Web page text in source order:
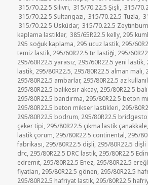
315/70.22.5 Silivri, 315/70.22.5 Şişli, 315/
315/70.22.5 Sultangazi, 315/70.22.5 Tuzla,
315/70.22.5 Üsküdar, 315/70.22.5
kaplama lastikler, 385/65R22.5 kelly, 295
295 soğuk kaplama, 295 ucuz lastik, 295/
temiz lastik, 295/60R22.5 tır lastiği, 295/
295/60R22.5 yarasız, 295/60R22.5 yeni lastik,
lastik, 295/80R22.5, 295/80R22.5 alman malı,
295/80R22.5 ambarlar, 295/80R22.5 az
295/80R22.5 balıkesir akcay, 295/80R22.5
295/80R22.5 bandırma, 295/80R22.5 beton
295/80R22.5 beton mikser lastikleri, 295/
295/80R22.5 bodrum, 295/80R22.5
çeker tipi, 295/80R22.5 çıkma lastik çanakkale,
lastik çorum, 295/80R22.5 continental, 295/
fabrikası, 295/80R22.5 dişli, 295/80R22.5
drc, 295/80R22.5 DRC lastik, 295/80R22.5
edremit, 295/80R22.5 Enez, 295/80R22.5
fiyatları, 295/80R22.5 gönen, 295/80R22.5
295/80R22.5 hafriyat lastik, 295/80R22.5